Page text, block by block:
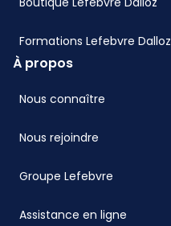
Formations Lefebvre Dalloz
À propos
Nous connaître
Nous rejoindre
Groupe Lefebvre
Assistance en ligne